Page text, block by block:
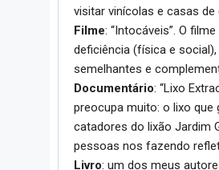
visitar vinícolas e casas
Filme: “Intocáveis”. O
deficiência (física e
semelhantes e
Documentário: “Lixo
preocupa muito: o lixo
catadores do lixão Jardim
pessoas nos fazendo
Livro: um dos meus